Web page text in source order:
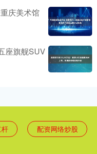
庆美术馆
座旗舰SUV
配资网络炒股